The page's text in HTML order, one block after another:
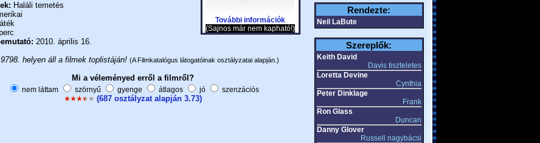
További információk
(Sajnos már nem kapható!)
Haláli temetés
2010. április 16.
helyen áll a filmek toplistáján! (A Filmkatalógus látogatóinak osztályzatai alapján.)
Mi a véleményed erről a filmről?
nem láttam szörnyű gyenge átlagos jó szenzációs
(687 osztályzat alapján 3.73)
Rendezte:
Neil LaBute
Szereplők:
Keith David
Davis tiszteletes
Loretta Devine
Cynthia
Peter Dinklage
Frank
Ron Glass
Duncan
Danny Glover
Russell nagybácsi